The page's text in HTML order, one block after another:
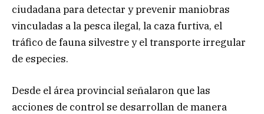
ciudadana para detectar y prevenir maniobras
vinculadas a la pesca ilegal, la caza furtiva, el
tráfico de fauna silvestre y el transporte irregular
de especies.
Desde el área provincial señalaron que las
acciones de control se desarrollan de manera